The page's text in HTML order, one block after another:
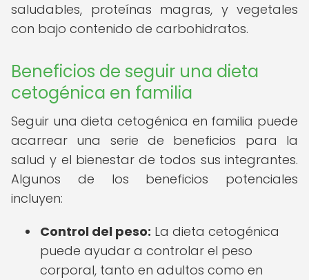
saludables, proteínas magras, y vegetales
con bajo contenido de carbohidratos.
Beneficios de seguir una dieta
cetogénica en familia
Seguir una dieta cetogénica en familia puede
acarrear una serie de beneficios para la
salud y el bienestar de todos sus integrantes.
Algunos de los beneficios potenciales
incluyen:
Control del peso: La dieta cetogénica
puede ayudar a controlar el peso
corporal, tanto en adultos como en